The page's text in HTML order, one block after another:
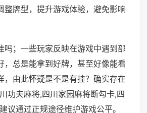
整牌型，提升游戏体验，避免影响
吗；一些玩家反映在游戏中遇到部
，总是能拿到好牌，甚至好像能看
，由此怀疑是不是有挂？确实存在
功夫麻将,四川家园麻将断勾卡,四
议通过正规途径维护游戏公平。